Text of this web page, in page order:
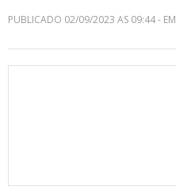
PUBLICADO 02/09/2023 AS 09:44 -